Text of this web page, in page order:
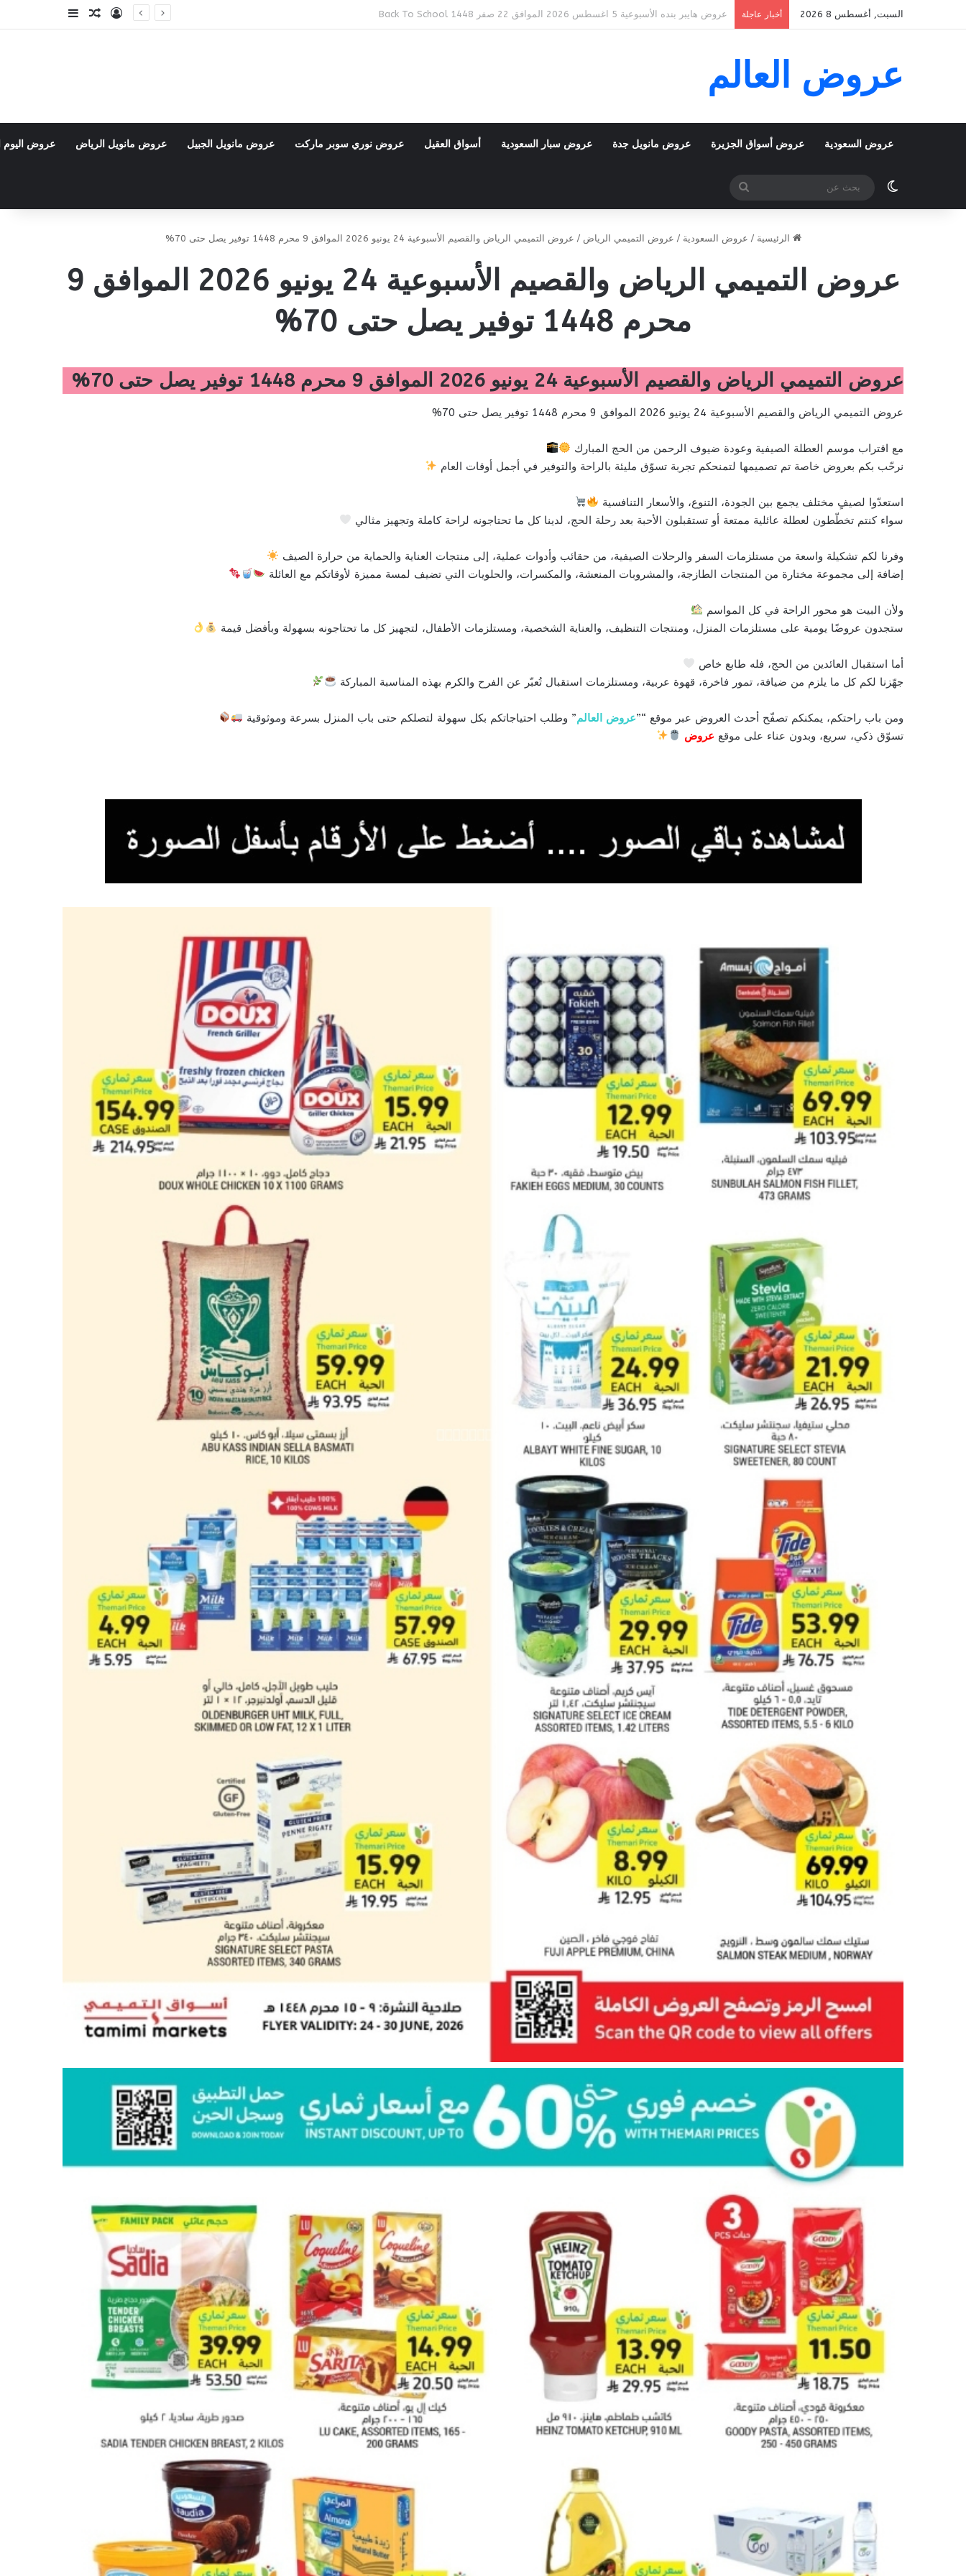
السبت, أغسطس 8 2026 أخبار عاجلة عروض بنده الأسبوعية 5 اغسطس 2026 الموافق 22 صفر 1448 Back To School تسجيل الدخول
مقال عشوائي
إضافة عمود
عروض العالم
عروض السعودية عروض أسواق الجزيرة عروض مانويل جدة عروض سبار السعودية أسواق العقيل عروض نوري سوبر ماركت عروض مانويل الجبيل عروض مانويل الرياض عروض اليوم
الوضع المظلم
بحث
عن
الرئيسية / عروض السعودية / عروض التميمي الرياض / عروض التميمي الرياض والقصيم الأسبوعية 24 يونيو 2026 الموافق 9 محرم 1448 توفير يصل حتى 70%
عروض التميمي الرياض والقصيم الأسبوعية 24 يونيو 2026 الموافق 9
محرم 1448 توفير يصل حتى 70%
عروض التميمي الرياض والقصيم الأسبوعية 24 يونيو 2026 الموافق 9 محرم 1448 توفير يصل حتى 70%
عروض التميمي الرياض والقصيم الأسبوعية 24 يونيو 2026 الموافق 9 محرم 1448 توفير يصل حتى 70%
مع اقتراب موسم العطلة الصيفية وعودة ضيوف الرحمن من الحج المبارك
نرحّب بكم بعروض خاصة تم تصميمها لتمنحكم تجربة تسوّق مليئة بالراحة والتوفير في أجمل أوقات العام
استعدّوا لصيفٍ مختلف يجمع بين الجودة، التنوع، والأسعار التنافسية
سواء كنتم تخطّطون لعطلة عائلية ممتعة أو تستقبلون الأحبة بعد رحلة الحج، لدينا كل ما تحتاجونه لراحة كاملة وتجهيز مثالي
وفرنا لكم تشكيلة واسعة من مستلزمات السفر والرحلات الصيفية، من حقائب وأدوات عملية، إلى منتجات العناية والحماية من حرارة الصيف
إضافة إلى مجموعة مختارة من المنتجات الطازجة، والمشروبات المنعشة، والمكسرات، والحلويات التي تضيف لمسة مميزة لأوقاتكم مع العائلة
ولأن البيت هو محور الراحة في كل المواسم
ستجدون عروضًا يومية على مستلزمات المنزل، ومنتجات التنظيف، والعناية الشخصية، ومستلزمات الأطفال، لتجهيز كل ما تحتاجونه بسهولة وبأفضل قيمة
أما استقبال العائدين من الحج، فله طابع خاص
جهّزنا لكم كل ما يلزم من ضيافة، تمور فاخرة، قهوة عربية، ومستلزمات استقبال تُعبّر عن الفرح والكرم بهذه المناسبة المباركة
ومن باب راحتكم، يمكنكم تصفّح أحدث العروض عبر موقع “”عروض العالم” وطلب احتياجاتكم بكل سهولة لتصلكم حتى باب المنزل بسرعة وموثوقية
تسوّق ذكي، سريع، وبدون عناء على موقع عروض